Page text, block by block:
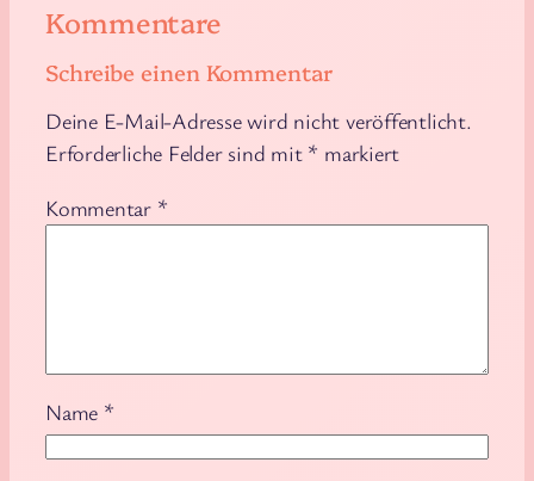
Kommentare
Schreibe einen Kommentar
Deine E-Mail-Adresse wird nicht veröffentlicht.
Erforderliche Felder sind mit * markiert
Kommentar *
Name *